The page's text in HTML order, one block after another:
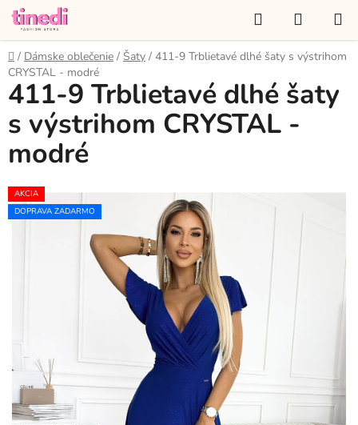
Prejsť
obsah
Hľadať
KOŠÍK
Domov
/ Dámske oblečenie / Šaty / 411-9 Trblietavé dlhé šaty s výstrihom
CRYSTAL - modré
411-9 Trblietavé dlhé šaty
s výstrihom CRYSTAL -
modré
AKCIA
DOPRAVA ZADARMO